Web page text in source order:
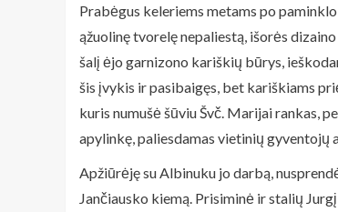
Prabėgus keleriems metams po
ąžuolinę tvorelę nepaliestą, išorės
šalį ėjo garnizono kariškių būrys,
šis įvykis ir pasibaigęs, bet kariškiams
kuris numušė šūviu Švč. Marijai rankas,
apylinkę, paliesdamas vietinių gyventojų
Apžiūrėję su Albinuku jo darbą,
Jančiausko kiemą. Prisiminė ir stalių